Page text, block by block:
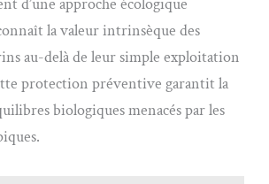
d’une approche écologique
la valeur intrinsèque des
au-delà de leur simple exploitation
protection préventive garantit la
biologiques menacés par les